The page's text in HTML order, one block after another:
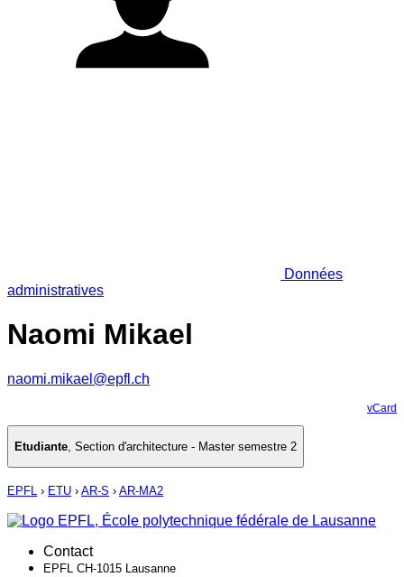
Données
administratives
Naomi Mikael
naomi.mikael@epfl.ch
vCard
Etudiante, Section d'architecture - Master semestre 2
EPFL › ETU › AR-S › AR-MA2
Contact
EPFL CH-1015 Lausanne